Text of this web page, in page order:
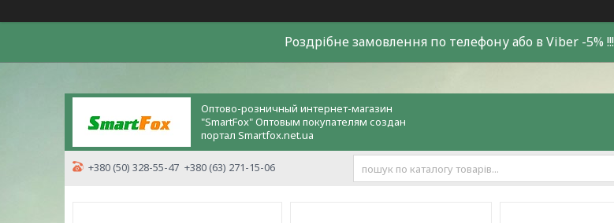
Роздрiбне замовлення по телефону або в Viber -5% !!!
Оптово-розничный интернет-магазин
"SmartFox" Оптовым покупателям создан
портал Smartfox.net.ua
+380 (50) 328-55-47 +380 (63) 271-15-06